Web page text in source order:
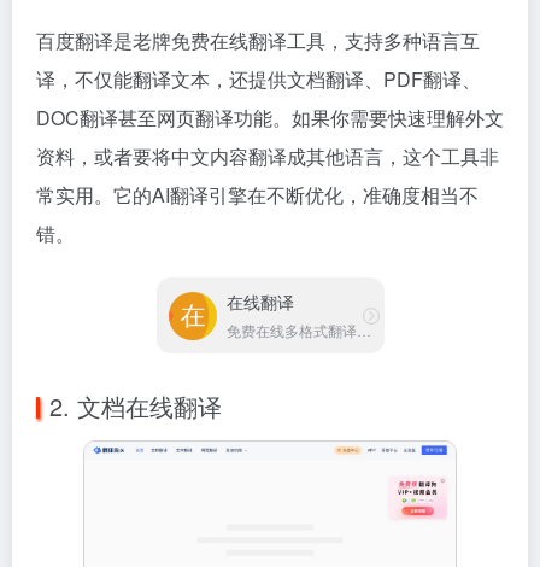
百度翻译是老牌免费在线翻译工具，支持多种语言互
译，不仅能翻译文本，还提供文档翻译、PDF翻译、
DOC翻译甚至网页翻译功能。如果你需要快速理解外文
资料，或者要将中文内容翻译成其他语言，这个工具非
常实用。它的AI翻译引擎在不断优化，准确度相当不
错。
在线翻译
免费在线多格式翻译工具
2. 文档在线翻译